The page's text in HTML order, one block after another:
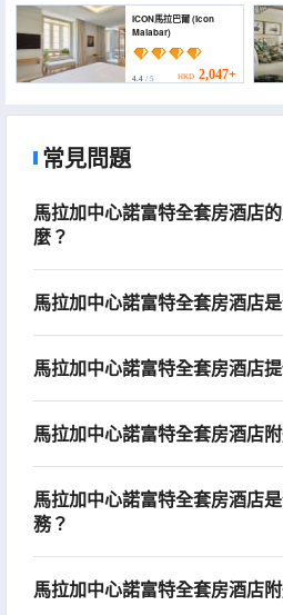
ICON馬拉巴爾 (Icon
Malabar)
4.4 / 5 HKD 2,047+
常見問題
馬拉加中心諾富特全套房酒店
麼？
馬拉加中心諾富特全套房酒店
馬拉加中心諾富特全套房酒店
馬拉加中心諾富特全套房酒店
馬拉加中心諾富特全套房酒店
務？
馬拉加中心諾富特全套房酒店